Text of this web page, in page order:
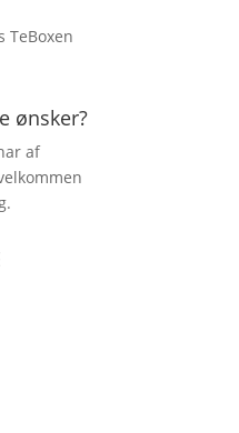
TeBoxen
ønsker?
af